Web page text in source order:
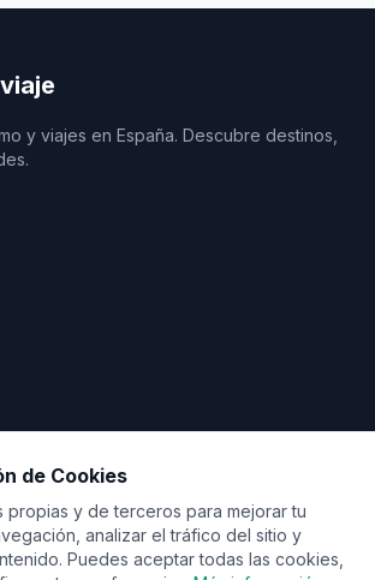
y viajes en España. Descubre destinos,
de Cookies
propias y de terceros para mejorar tu
analizar el tráfico del sitio y
Puedes aceptar todas las cookies,